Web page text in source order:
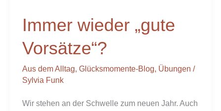
Immer wieder „gute
Vorsätze“?
Aus dem Alltag, Glücksmomente-Blog, Übungen /
Sylvia Funk
Wir stehen an der Schwelle zum neuen Jahr. Auch
Vorsätze“?